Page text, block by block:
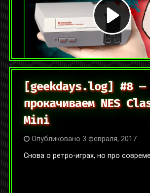
Категории: ,Интервью и
Метки:nes mini в гостях,видеоигры
Оставить комментарий
[geekdays.log] #8 —
прокачиваем NES
Mini
Опубликовано 3 февраля, 2017
Снова о ретро-играх, но про